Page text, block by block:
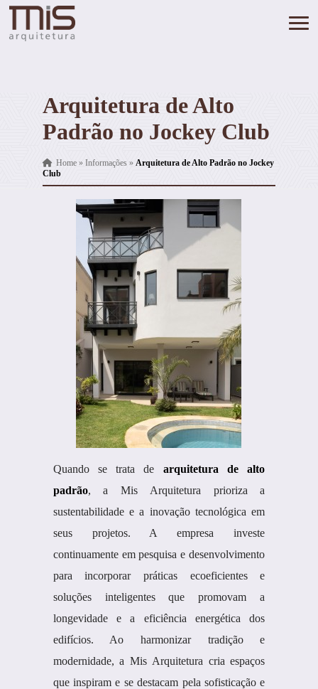
Arquitetura de Alto
Padrão no Jockey Club
Home» Informações » Arquitetura de Alto Padrão no Jockey
Club
Quando se trata de arquitetura de alto
padrão, a Mis Arquitetura prioriza a
sustentabilidade e a inovação tecnológica em
seus projetos. A empresa investe
continuamente em pesquisa e desenvolvimento
para incorporar práticas ecoeficientes e
soluções inteligentes que promovam a
longevidade e a eficiência energética dos
edifícios. Ao harmonizar tradição e
modernidade, a Mis Arquitetura cria espaços
que inspiram e se destacam pela sofisticação e